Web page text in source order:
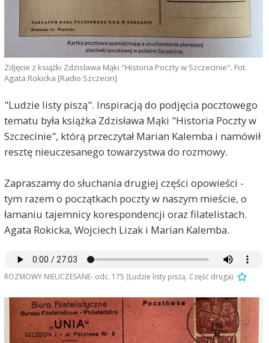
Zdjęcie z książki Zdzisława Mąki "Historia Poczty w Szczecinie". Fot.
Agata Rokicka [Radio Szczecin]
"Ludzie listy piszą". Inspiracją do podjęcia pocztowego
tematu była książka Zdzisława Mąki "Historia Poczty w
Szczecinie", którą przeczytał Marian Kalemba i namówił
resztę nieuczesanego towarzystwa do rozmowy.
Zapraszamy do słuchania drugiej części opowieści -
tym razem o początkach poczty w naszym mieście, o
łamaniu tajemnicy korespondencji oraz filatelistach.
Agata Rokicka, Wojciech Lizak i Marian Kalemba.
ROZMOWY NIEUCZESANE- odc. 175 (Ludzie listy piszą. Część druga)